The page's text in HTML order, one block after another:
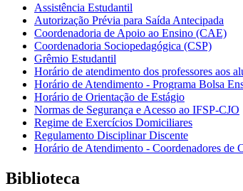
Assistência Estudantil
Autorização Prévia para Saída Antecipada
Coordenadoria de Apoio ao Ensino (CAE)
Coordenadoria Sociopedagógica (CSP)
Grêmio Estudantil
Horário de atendimento dos professores aos
Horário de Atendimento - Programa Bolsa
Horário de Orientação de Estágio
Normas de Segurança e Acesso ao IFSP-CJO
Regime de Exercícios Domiciliares
Regulamento Disciplinar Discente
Horário de Atendimento - Coordenadores de
Biblioteca